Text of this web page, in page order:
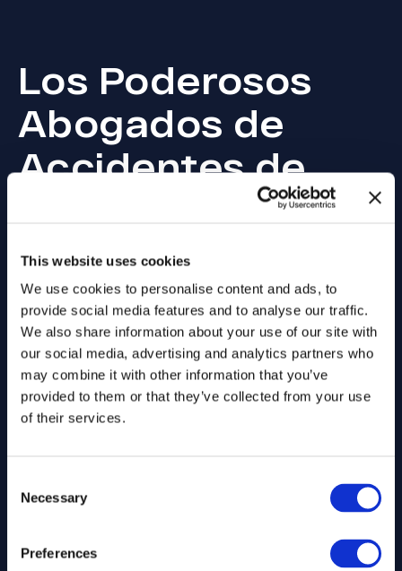
This website uses cookies
We use cookies to personalise content and ads, to
provide social media features and to analyse our traffic.
We also share information about your use of our site with
our social media, advertising and analytics partners who
may combine it with other information that you’ve
provided to them or that they’ve collected from your use
of their services.
Selection
Necessary
Preferences
Los Poderosos
Abogados de
Accidentes de
CONSECUTIVAMENTE